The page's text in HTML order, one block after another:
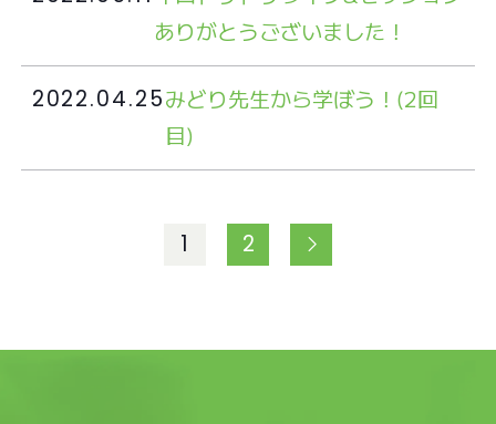
ありがとうございました！
2022.04.25みどり先生から学ぼう！(2回
目)
1 2